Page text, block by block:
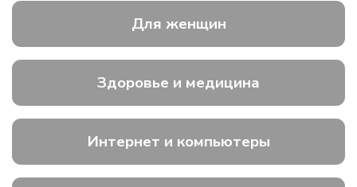
Для женщин
Здоровье и медицина
Интернет и компьютеры